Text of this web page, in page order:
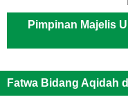
Pimpinan Majelis
Fatwa Bidang Aqidah